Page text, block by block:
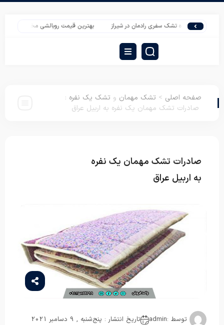
عمده تشک سفری رادمان در شیراز بهترین قیمت روبالشی مخمل نقره کوب
صفحه اصلی > تشک مهمان و تشک یک نفره :
صادرات تشک مهمان یک نفره به اربیل عراق
صادرات تشک مهمان یک نفره
به اربیل عراق
توسط :admin
تاریخ انتشار : پنج‌شنبه , 9 دسامبر 2021